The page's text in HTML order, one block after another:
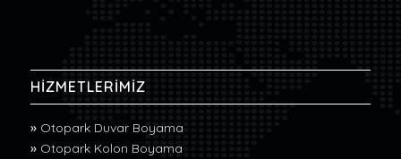
HİZMETLERİMİZ
» Otopark Duvar Boyama
» Otopark Kolon Boyama